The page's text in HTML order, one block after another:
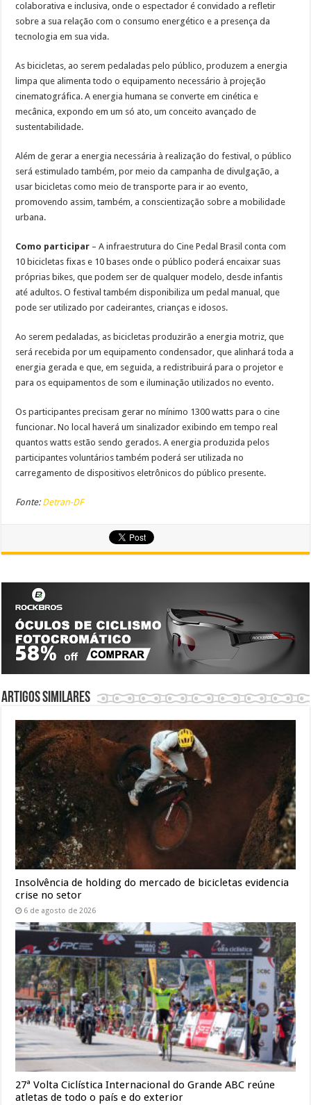
colaborativa e inclusiva, onde o espectador é convidado a refletir
sobre a sua relação com o consumo energético e a presença da
tecnologia em sua vida.
As bicicletas, ao serem pedaladas pelo público, produzem a energia
limpa que alimenta todo o equipamento necessário à projeção
cinematográfica. A energia humana se converte em cinética e
mecânica, expondo em um só ato, um conceito avançado de
sustentabilidade.
Além de gerar a energia necessária à realização do festival, o público
será estimulado também, por meio da campanha de divulgação, a
usar bicicletas como meio de transporte para ir ao evento,
promovendo assim, também, a conscientização sobre a mobilidade
urbana.
Como participar – A infraestrutura do Cine Pedal Brasil conta com
10 bicicletas fixas e 10 bases onde o público poderá encaixar suas
próprias bikes, que podem ser de qualquer modelo, desde infantis
até adultos. O festival também disponibiliza um pedal manual, que
pode ser utilizado por cadeirantes, crianças e idosos.
Ao serem pedaladas, as bicicletas produzirão a energia motriz, que
será recebida por um equipamento condensador, que alinhará toda a
energia gerada e que, em seguida, a redistribuirá para o projetor e
para os equipamentos de som e iluminação utilizados no evento.
Os participantes precisam gerar no mínimo 1300 watts para o cine
funcionar. No local haverá um sinalizador exibindo em tempo real
quantos watts estão sendo gerados. A energia produzida pelos
participantes voluntários também poderá ser utilizada no
carregamento de dispositivos eletrônicos do público presente.
Fonte: Detran-DF
Artigos similares
Insolvência de holding do mercado de bicicletas evidencia
crise no setor
6 de agosto de 2026
27ª Volta Ciclística Internacional do Grande ABC reúne
atletas de todo o país e do exterior